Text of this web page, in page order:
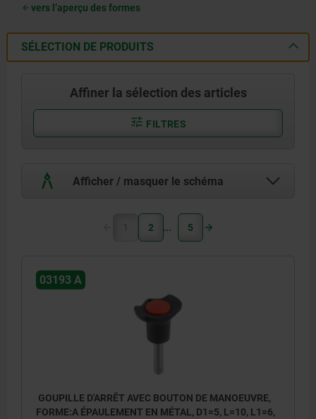
vers l’aperçu des formes
SÉLECTION DE PRODUITS
Affiner la sélection des articles
FILTRES
Afficher / masquer le schéma
1 2 5
03193 A
GOUPILLE D'ARRÊT AVEC BOUTON DE MANOEUVRE,
FORME:A ÉPAULEMENT EN MÉTAL, D1=5, L=10, L1=6,